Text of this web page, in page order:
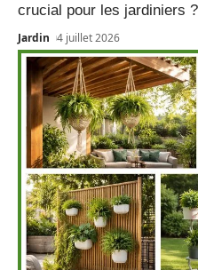
crucial pour les jardiniers ?
Jardin 4 juillet 2026